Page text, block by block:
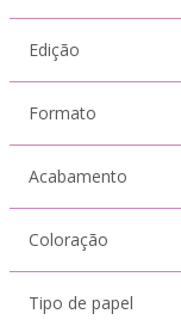
Edição
Formato
Acabamento
Coloração
Tipo de papel